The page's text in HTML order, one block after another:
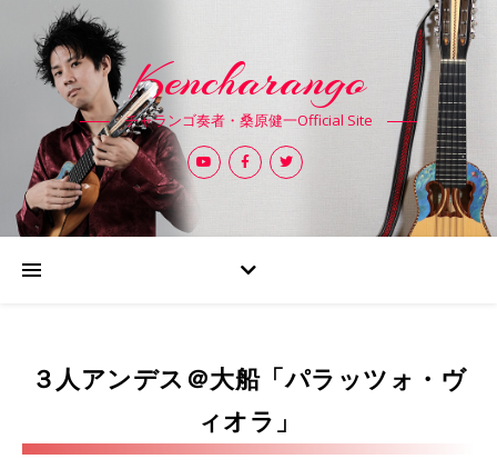
Kencharango
チャランゴ奏者・桑原健一Official Site
３人アンデス＠大船「パラッツォ・ヴ
ィオラ」